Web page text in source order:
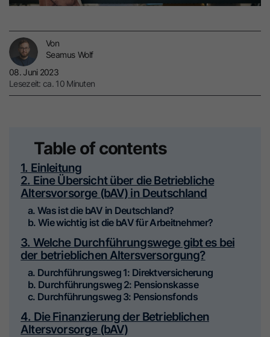
Von
Seamus Wolf
08. Juni 2023
Lesezeit: ca. 10 Minuten
Table of contents
1. Einleitung
2. Eine Übersicht über die Betriebliche
Altersvorsorge (bAV) in Deutschland
a. Was ist die bAV in Deutschland?
b. Wie wichtig ist die bAV für Arbeitnehmer?
3. Welche Durchführungswege gibt es bei
der betrieblichen Altersversorgung?
a. Durchführungsweg 1: Direktversicherung
b. Durchführungsweg 2: Pensionskasse
c. Durchführungsweg 3: Pensionsfonds
4. Die Finanzierung der Betrieblichen
Altersvorsorge (bAV)